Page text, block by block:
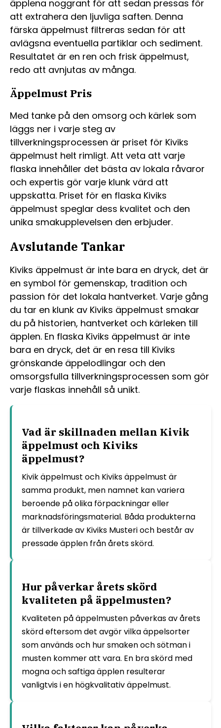
äpplena noggrant för att sedan pressas för
att extrahera den ljuvliga saften. Denna
färska äppelmust filtreras sedan för att
avlägsna eventuella partiklar och sediment.
Resultatet är en ren och frisk äppelmust,
redo att avnjutas av många.
Äppelmust Pris
Med tanke på den omsorg och kärlek som
läggs ner i varje steg av
tillverkningsprocessen är priset för Kiviks
äppelmust helt rimligt. Att veta att varje
flaska innehåller det bästa av lokala råvaror
och expertis gör varje klunk värd att
uppskatta. Priset för en flaska Kiviks
äppelmust speglar dess kvalitet och den
unika smakupplevelsen den erbjuder.
Avslutande Tankar
Kiviks äppelmust är inte bara en dryck, det är
en symbol för gemenskap, tradition och
passion för det lokala hantverket. Varje gång
du tar en klunk av Kiviks äppelmust smakar
du på historien, hantverket och kärleken till
äpplen. En flaska Kiviks äppelmust är inte
bara en dryck, det är en resa till Kiviks
grönskande äppelodlingar och den
omsorgsfulla tillverkningsprocessen som gör
varje flaskas innehåll så unikt.
Vad är skillnaden mellan Kivik
äppelmust och Kiviks
äppelmust?
Kivik äppelmust och Kiviks äppelmust är
samma produkt, men namnet kan variera
beroende på olika förpackningar eller
marknadsföringsmaterial. Båda produkterna
är tillverkade av Kiviks Musteri och består av
pressade äpplen från årets skörd.
Hur påverkar årets skörd
kvaliteten på äppelmusten?
Kvaliteten på äppelmusten påverkas av årets
skörd eftersom det avgör vilka äppelsorter
som används och hur smaken och sötman i
musten kommer att vara. En bra skörd med
mogna och saftiga äpplen resulterar
vanligtvis i en högkvalitativ äppelmust.